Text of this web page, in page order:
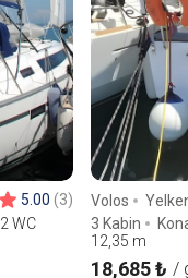
2 WC
5.00 (3) Volos
3 Kabin
12,35 m
18,685 ₺ /